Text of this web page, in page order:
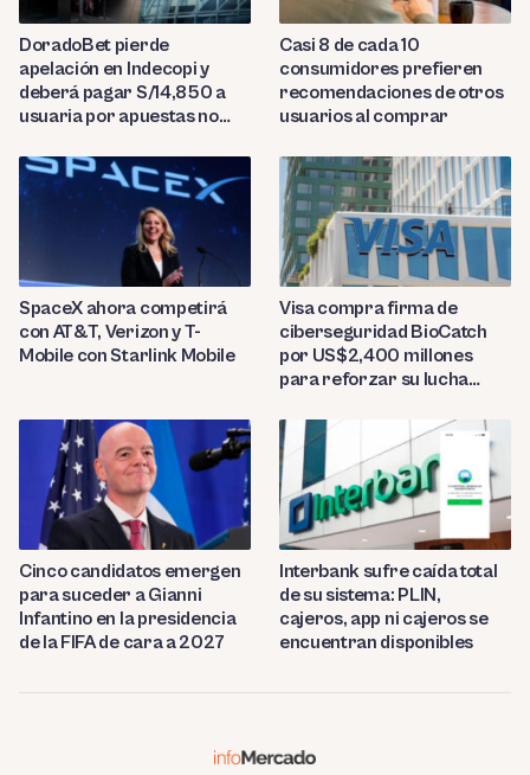
DoradoBet pierde
apelación en Indecopi y
deberá pagar S/14,850 a
usuaria por apuestas no
Casi 8 de cada 10
consumidores prefieren
recomendaciones de otros
usuarios al comprar
SpaceX ahora competirá
con AT&T, Verizon y T-
Mobile con Starlink Mobile
Visa compra firma de
ciberseguridad BioCatch
por US$2,400 millones
para reforzar su lucha
Cinco candidatos emergen
para suceder a Gianni
Infantino en la presidencia
de la FIFA de cara a 2027
Interbank sufre caída total
de su sistema: PLIN,
cajeros, app ni cajeros se
encuentran disponibles